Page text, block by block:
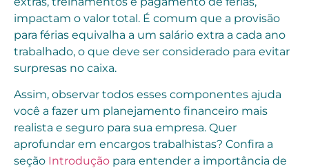
impactam o valor total. É comum que a provisão
para férias equivalha a um salário extra a cada ano
trabalhado, o que deve ser considerado para evitar
surpresas no caixa.
Assim, observar todos esses componentes ajuda
você a fazer um planejamento financeiro mais
realista e seguro para sua empresa. Quer
aprofundar em encargos trabalhistas? Confira a
seção Introdução para entender a importância de